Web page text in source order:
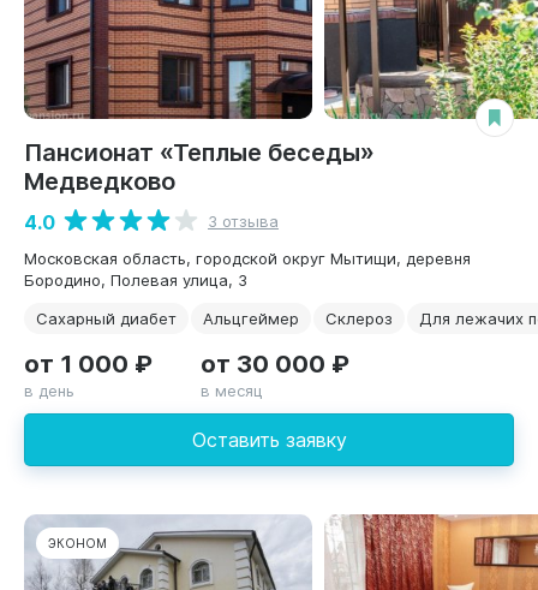
Пансионат «Теплые беседы»
Медведково
4.0
3 отзыва
Московская область, городской округ Мытищи, деревня
Бородино, Полевая улица, 3
Сахарный диабет
Альцгеймер Склероз Для лежачих
Оставить заявку
от 1 000 ₽
в день
от 30 000 ₽
в месяц
ЭКОНОМ